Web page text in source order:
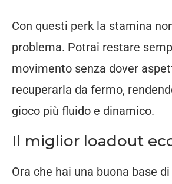
Con questi perk la stamina
problema. Potrai restare
movimento senza dover
recuperarla da fermo,
gioco più fluido e dinamico.
Il miglior loadout
Ora che hai una buona base